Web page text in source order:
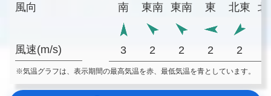
風向
風速(m/s)
南
東南 東南 東 北東 北
3 2 2 2 2
※気温グラフは、表示期間の最高気温を赤、最低気温を青としています。